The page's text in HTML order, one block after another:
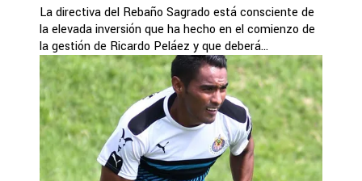
La directiva del Rebaño Sagrado está consciente de
la elevada inversión que ha hecho en el comienzo de
la gestión de Ricardo Peláez y que deberá...